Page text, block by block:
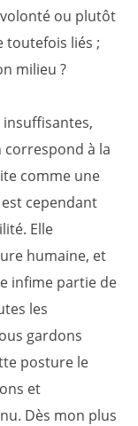
ou plutôt
toutefois liés ;
milieu ?
insuffisantes,
à la
comme une
cependant
Elle
humaine, et
infime partie de
les
gardons
posture le
et
Dès mon plus